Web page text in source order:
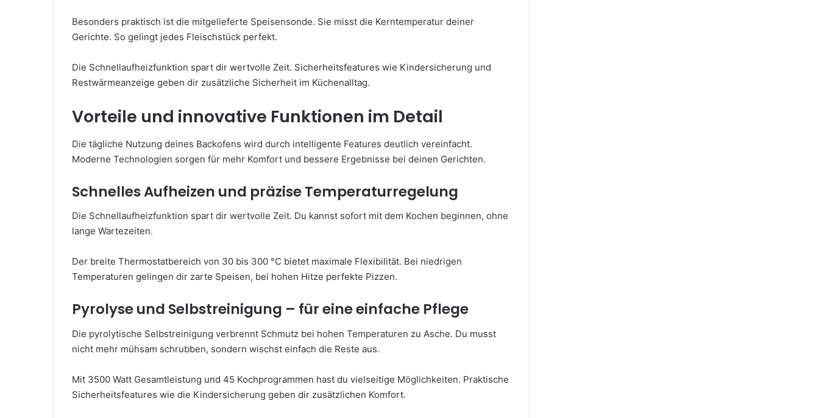
Besonders praktisch ist die mitgelieferte Speisensonde. Sie misst die Kerntemperatur deiner
Gerichte. So gelingt jedes Fleischstück perfekt.
Die Schnellaufheizfunktion spart dir wertvolle Zeit. Sicherheitsfeatures wie Kindersicherung und
Restwärmeanzeige geben dir zusätzliche Sicherheit im Küchenalltag.
Vorteile und innovative Funktionen im Detail
Die tägliche Nutzung deines Backofens wird durch intelligente Features deutlich vereinfacht.
Moderne Technologien sorgen für mehr Komfort und bessere Ergebnisse bei deinen Gerichten.
Schnelles Aufheizen und präzise Temperaturregelung
Die Schnellaufheizfunktion spart dir wertvolle Zeit. Du kannst sofort mit dem Kochen beginnen, ohne
lange Wartezeiten.
Der breite Thermostatbereich von 30 bis 300 °C bietet maximale Flexibilität. Bei niedrigen
Temperaturen gelingen dir zarte Speisen, bei hohen Hitze perfekte Pizzen.
Pyrolyse und Selbstreinigung – für eine einfache Pflege
Die pyrolytische Selbstreinigung verbrennt Schmutz bei hohen Temperaturen zu Asche. Du musst
nicht mehr mühsam schrubben, sondern wischst einfach die Reste aus.
Mit 3500 Watt Gesamtleistung und 45 Kochprogrammen hast du vielseitige Möglichkeiten. Praktische
Sicherheitsfeatures wie die Kindersicherung geben dir zusätzlichen Komfort.